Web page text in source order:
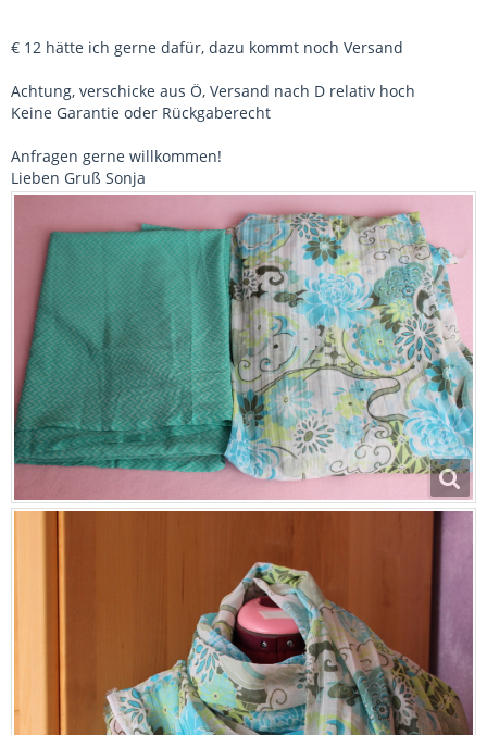
€ 12 hätte ich gerne dafür, dazu kommt noch Versand
Achtung, verschicke aus Ö, Versand nach D relativ hoch
Keine Garantie oder Rückgaberecht
Anfragen gerne willkommen!
Lieben Gruß Sonja